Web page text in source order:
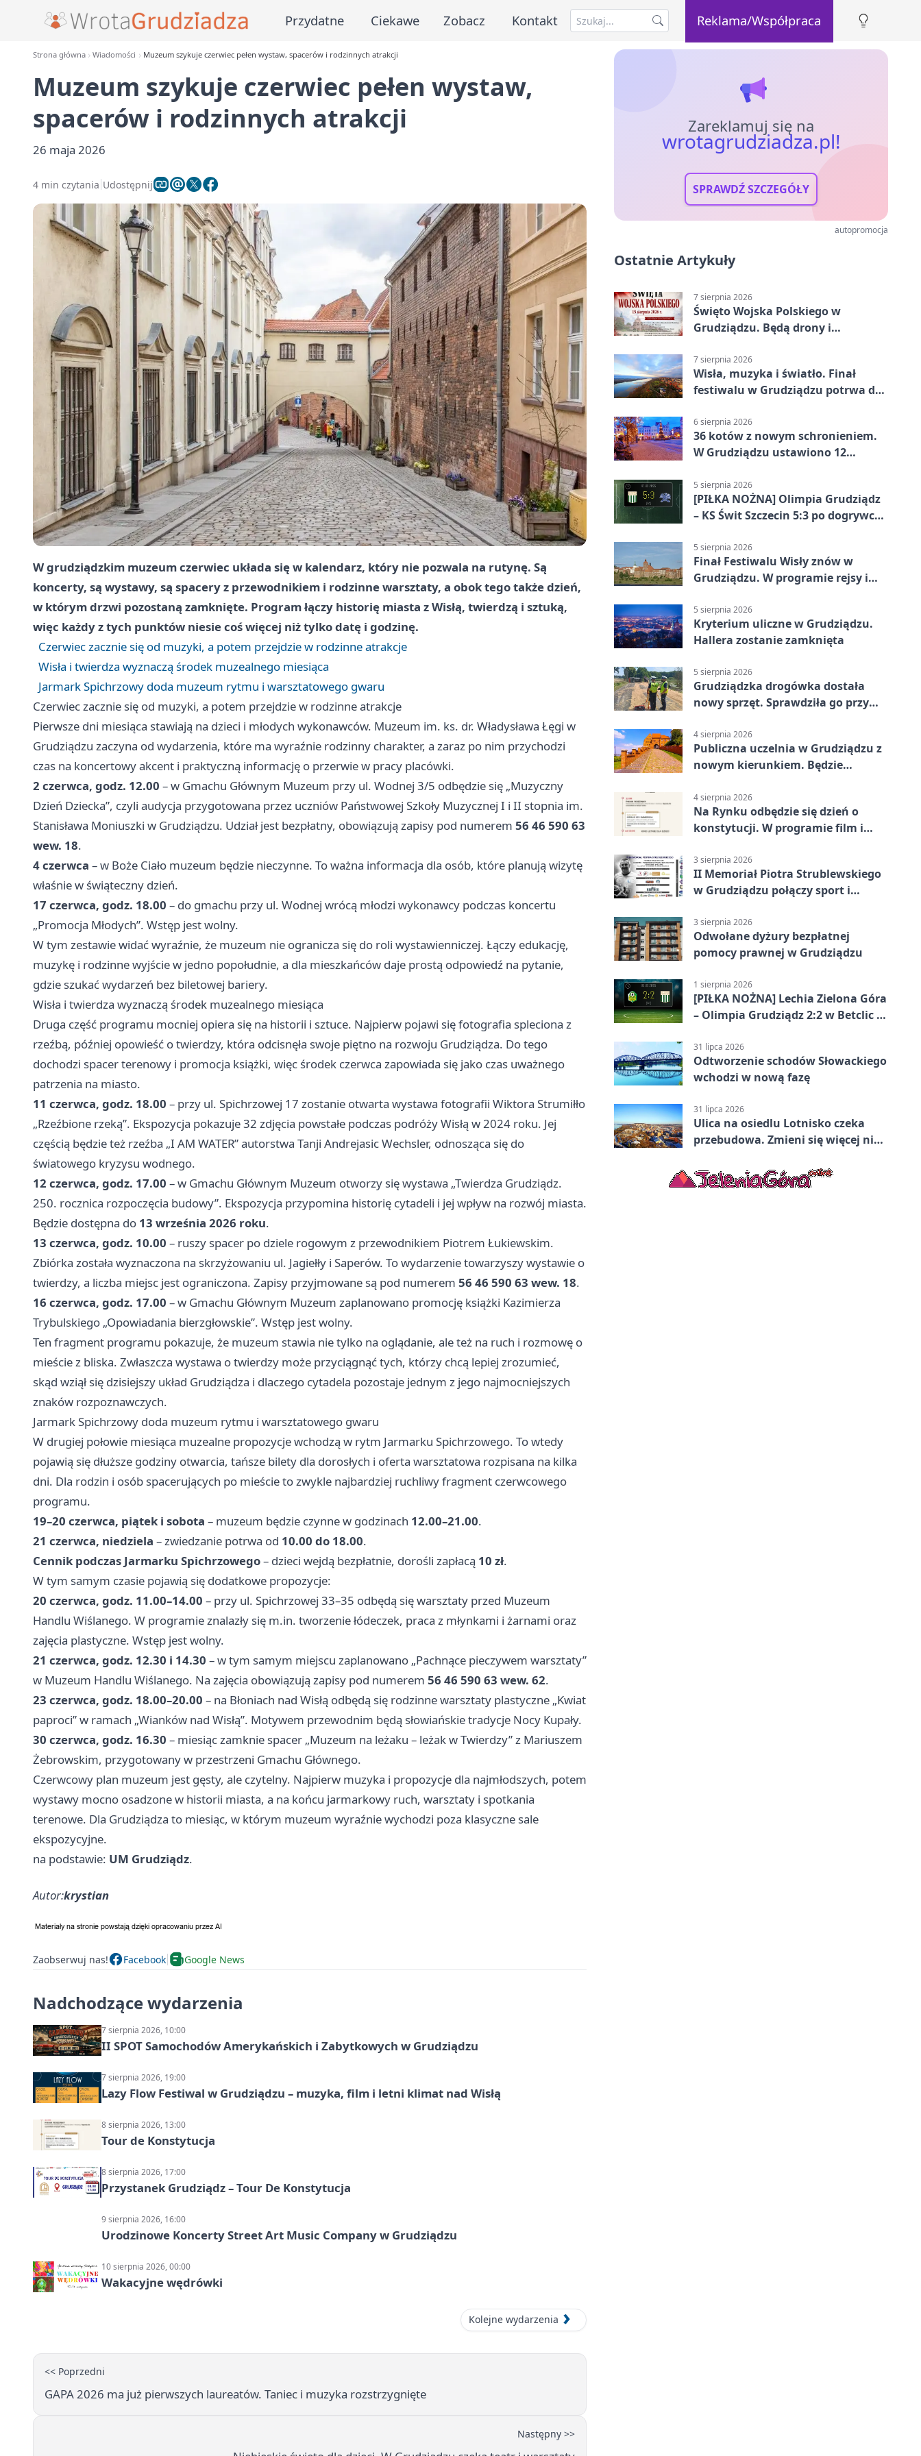
Przydatne Ciekawe Zobacz Kontakt Reklama/Współpraca
Strona główna Wiadomości Muzeum szykuje czerwiec pełen wystaw, spacerów i rodzinnych atrakcji
Muzeum szykuje czerwiec pełen wystaw,
spacerów i rodzinnych atrakcji
26 maja 2026
4 min czytania Udostępnij
W grudziądzkim muzeum czerwiec układa się w kalendarz, który nie pozwala na rutynę. Są
koncerty, są wystawy, są spacery z przewodnikiem i rodzinne warsztaty, a obok tego także dzień,
w którym drzwi pozostaną zamknięte. Program łączy historię miasta z Wisłą, twierdzą i sztuką,
więc każdy z tych punktów niesie coś więcej niż tylko datę i godzinę.
Czerwiec zacznie się od muzyki, a potem przejdzie w rodzinne atrakcje
Wisła i twierdza wyznaczą środek muzealnego miesiąca
Jarmark Spichrzowy doda muzeum rytmu i warsztatowego gwaru
Czerwiec zacznie się od muzyki, a potem przejdzie w rodzinne atrakcje
Pierwsze dni miesiąca stawiają na dzieci i młodych wykonawców. Muzeum im. ks. dr. Władysława Łęgi w
Grudziądzu zaczyna od wydarzenia, które ma wyraźnie rodzinny charakter, a zaraz po nim przychodzi
czas na koncertowy akcent i praktyczną informację o przerwie w pracy placówki.
2 czerwca, godz. 12.00 – w Gmachu Głównym Muzeum przy ul. Wodnej 3/5 odbędzie się „Muzyczny
Dzień Dziecka”, czyli audycja przygotowana przez uczniów Państwowej Szkoły Muzycznej I i II stopnia im.
Stanisława Moniuszki w Grudziądzu. Udział jest bezpłatny, obowiązują zapisy pod numerem 56 46 590 63
wew. 18.
4 czerwca – w Boże Ciało muzeum będzie nieczynne. To ważna informacja dla osób, które planują wizytę
właśnie w świąteczny dzień.
17 czerwca, godz. 18.00 – do gmachu przy ul. Wodnej wrócą młodzi wykonawcy podczas koncertu
„Promocja Młodych”. Wstęp jest wolny.
W tym zestawie widać wyraźnie, że muzeum nie ogranicza się do roli wystawienniczej. Łączy edukację,
muzykę i rodzinne wyjście w jedno popołudnie, a dla mieszkańców daje prostą odpowiedź na pytanie,
gdzie szukać wydarzeń bez biletowej bariery.
Wisła i twierdza wyznaczą środek muzealnego miesiąca
Druga część programu mocniej opiera się na historii i sztuce. Najpierw pojawi się fotografia spleciona z
rzeźbą, później opowieść o twierdzy, która odcisnęła swoje piętno na rozwoju Grudziądza. Do tego
dochodzi spacer terenowy i promocja książki, więc środek czerwca zapowiada się jako czas uważnego
patrzenia na miasto.
11 czerwca, godz. 18.00 – przy ul. Spichrzowej 17 zostanie otwarta wystawa fotografii Wiktora Strumiłło
„Rzeźbione rzeką”. Ekspozycja pokazuje 32 zdjęcia powstałe podczas podróży Wisłą w 2024 roku. Jej
częścią będzie też rzeźba „I AM WATER” autorstwa Tanji Andrejasic Wechsler, odnosząca się do
światowego kryzysu wodnego.
12 czerwca, godz. 17.00 – w Gmachu Głównym Muzeum otworzy się wystawa „Twierdza Grudziądz.
250. rocznica rozpoczęcia budowy”. Ekspozycja przypomina historię cytadeli i jej wpływ na rozwój miasta.
Będzie dostępna do 13 września 2026 roku.
13 czerwca, godz. 10.00 – ruszy spacer po dziele rogowym z przewodnikiem Piotrem Łukiewskim.
Zbiórka została wyznaczona na skrzyżowaniu ul. Jagiełły i Saperów. To wydarzenie towarzyszy wystawie o
twierdzy, a liczba miejsc jest ograniczona. Zapisy przyjmowane są pod numerem 56 46 590 63 wew. 18.
16 czerwca, godz. 17.00 – w Gmachu Głównym Muzeum zaplanowano promocję książki Kazimierza
Trybulskiego „Opowiadania bierzgłowskie”. Wstęp jest wolny.
Ten fragment programu pokazuje, że muzeum stawia nie tylko na oglądanie, ale też na ruch i rozmowę o
mieście z bliska. Zwłaszcza wystawa o twierdzy może przyciągnąć tych, którzy chcą lepiej zrozumieć,
skąd wziął się dzisiejszy układ Grudziądza i dlaczego cytadela pozostaje jednym z jego najmocniejszych
znaków rozpoznawczych.
Jarmark Spichrzowy doda muzeum rytmu i warsztatowego gwaru
W drugiej połowie miesiąca muzealne propozycje wchodzą w rytm Jarmarku Spichrzowego. To wtedy
pojawią się dłuższe godziny otwarcia, tańsze bilety dla dorosłych i oferta warsztatowa rozpisana na kilka
dni. Dla rodzin i osób spacerujących po mieście to zwykle najbardziej ruchliwy fragment czerwcowego
programu.
19–20 czerwca, piątek i sobota – muzeum będzie czynne w godzinach 12.00–21.00.
21 czerwca, niedziela – zwiedzanie potrwa od 10.00 do 18.00.
Cennik podczas Jarmarku Spichrzowego– dzieci wejdą bezpłatnie, dorośli zapłacą 10 zł.
W tym samym czasie pojawią się dodatkowe propozycje:
20 czerwca, godz. 11.00–14.00 – przy ul. Spichrzowej 33–35 odbędą się warsztaty przed Muzeum
Handlu Wiślanego. W programie znalazły się m.in. tworzenie łódeczek, praca z młynkami i żarnami oraz
zajęcia plastyczne. Wstęp jest wolny.
21 czerwca, godz. 12.30 i 14.30 – w tym samym miejscu zaplanowano „Pachnące pieczywem warsztaty”
w Muzeum Handlu Wiślanego. Na zajęcia obowiązują zapisy pod numerem 56 46 590 63 wew. 62.
23 czerwca, godz. 18.00–20.00 – na Błoniach nad Wisłą odbędą się rodzinne warsztaty plastyczne „Kwiat
paproci” w ramach „Wianków nad Wisłą”. Motywem przewodnim będą słowiańskie tradycje Nocy Kupały.
30 czerwca, godz. 16.30 – miesiąc zamknie spacer „Muzeum na leżaku – leżak w Twierdzy” z Mariuszem
Żebrowskim, przygotowany w przestrzeni Gmachu Głównego.
Czerwcowy plan muzeum jest gęsty, ale czytelny. Najpierw muzyka i propozycje dla najmłodszych, potem
wystawy mocno osadzone w historii miasta, a na końcu jarmarkowy ruch, warsztaty i spotkania
terenowe. Dla Grudziądza to miesiąc, w którym muzeum wyraźnie wychodzi poza klasyczne sale
ekspozycyjne.
na podstawie: UM Grudziądz.
Autor:krystian
Zaobserwuj nas! Facebook Google News
Nadchodzące wydarzenia
7 sierpnia 2026, 10:00
II SPOT Samochodów Amerykańskich i Zabytkowych w Grudziądzu
7 sierpnia 2026, 19:00
Lazy Flow Festiwal w Grudziądzu – muzyka, film i letni klimat nad Wisłą
8 sierpnia 2026, 13:00
Tour de Konstytucja
8 sierpnia 2026, 17:00
Przystanek Grudziądz – Tour De Konstytucja
9 sierpnia 2026, 16:00
Urodzinowe Koncerty Street Art Music Company w Grudziądzu
10 sierpnia 2026, 00:00
Wakacyjne wędrówki
Kolejne wydarzenia
<< Poprzedni
GAPA 2026 ma już pierwszych laureatów. Taniec i muzyka rozstrzygnięte
Następny >>
Zareklamuj się na
wrotagrudziadza.pl!
SPRAWDŹ SZCZEGÓŁY
autopromocja
Ostatnie Artykuły
7 sierpnia 2026
Święto Wojska Polskiego w
Grudziądzu. Będą drony i
7 sierpnia 2026
Wisła, muzyka i światło. Finał
festiwalu w Grudziądzu potrwa do
6 sierpnia 2026
36 kotów z nowym schronieniem.
W Grudziądzu ustawiono 12
5 sierpnia 2026
[PIŁKA NOŻNA] Olimpia Grudziądz
– KS Świt Szczecin 5:3 po dogrywce
odwrócili losy meczu
5 sierpnia 2026
Finał Festiwalu Wisły znów w
Grudziądzu. W programie rejsy i
5 sierpnia 2026
Kryterium uliczne w Grudziądzu.
Hallera zostanie zamknięta
5 sierpnia 2026
Grudziądzka drogówka dostała
nowy sprzęt. Sprawdziła go przy
4 sierpnia 2026
Publiczna uczelnia w Grudziądzu z
nowym kierunkiem. Będzie
4 sierpnia 2026
Na Rynku odbędzie się dzień o
konstytucji. W programie film i
3 sierpnia 2026
II Memoriał Piotra Strublewskiego
w Grudziądzu połączy sport i
3 sierpnia 2026
Odwołane dyżury bezpłatnej
pomocy prawnej w Grudziądzu
1 sierpnia 2026
[PIŁKA NOŻNA] Lechia Zielona Góra
– Olimpia Grudziądz 2:2 w Betclic 2.
końcówce
31 lipca 2026
Odtworzenie schodów Słowackiego
wchodzi w nową fazę
31 lipca 2026
Ulica na osiedlu Lotnisko czeka
przebudowa. Zmieni się więcej niż